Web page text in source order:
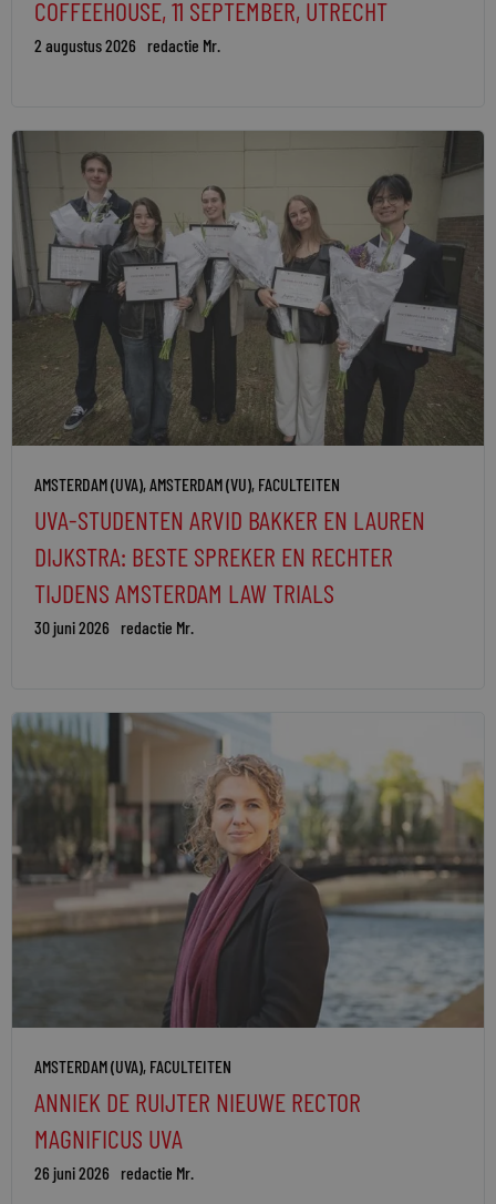
COFFEEHOUSE, 11 SEPTEMBER, UTRECHT
2 augustus 2026 redactie Mr.
AMSTERDAM (UVA),AMSTERDAM (VU), FACULTEITEN
UVA-STUDENTEN ARVID BAKKER EN LAUREN
DIJKSTRA: BESTE SPREKER EN RECHTER
TIJDENS AMSTERDAM LAW TRIALS
30 juni 2026 redactie Mr.
AMSTERDAM (UVA), FACULTEITEN
ANNIEK DE RUIJTER NIEUWE RECTOR
MAGNIFICUS UVA
26 juni 2026 redactie Mr.